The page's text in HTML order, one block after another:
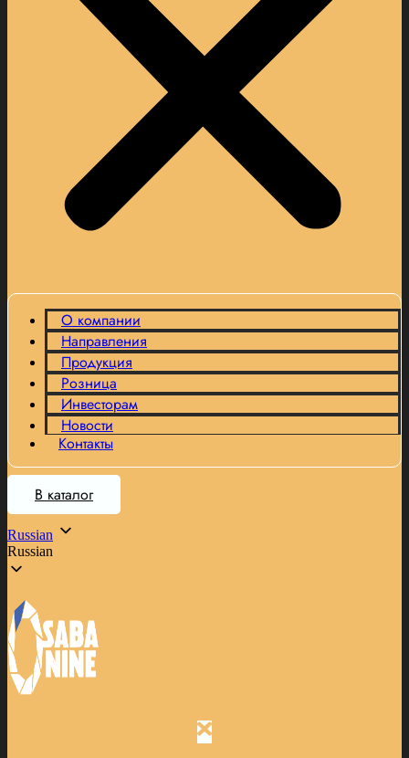
О компании
Направления
Продукция
Розница
Инвесторам
Новости
Контакты
В каталог
Russian
Russian